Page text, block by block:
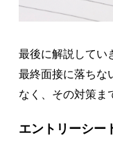
最後に解説してい
最終面接に落ちな
なく、その対策ま
エントリーシー